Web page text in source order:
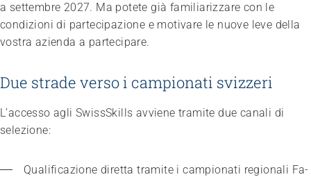
a settembre 2027. Ma potete già familiarizzare con le
condizioni di partecipazione e motivare le nuove leve della
vostra azienda a partecipare.
Due strade verso i campionati svizzeri
L’accesso agli SwissSkills avviene tramite due canali di
selezione:
Qualificazione diretta tramite i campionati regionali Fa-